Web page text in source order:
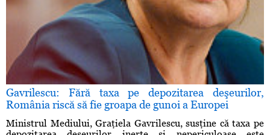
Gavrilescu: Fără taxa pe depozitarea deşeurilor,
România riscă să fie groapa de gunoi a Europei
Ministrul Mediului, Graţiela Gavrilescu, susţine că taxa pe